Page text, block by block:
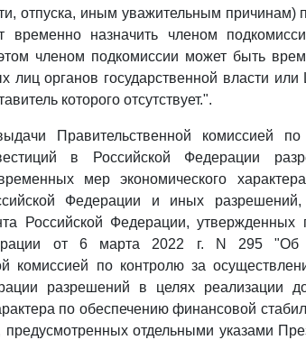
отпуска, иным уважительным причинам)
временно назначить членом
членом подкомиссии может быть
лиц органов государственной власти или
которого отсутствует.".
Правительственной комиссией
в Российской Федерации
мер экономического
Федерации и иных
Российской Федерации, утвержденных
от 6 марта 2022 г. N 295 "Об
комиссией по контролю за
разрешений в целях реализации
по обеспечению финансовой
отдельными указами